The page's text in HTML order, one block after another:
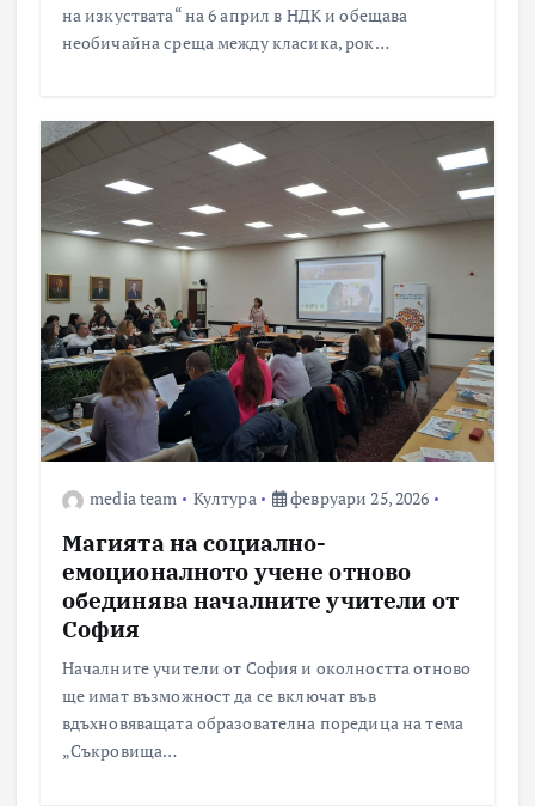
на изкуствата“ на 6 април в НДК и обещава
необичайна среща между класика, рок…
media team Култура февруари 25, 2026
Магията на социално-
емоционалното учене отново
обединява началните учители от
София
Началните учители от София и околността отново
ще имат възможност да се включат във
вдъхновяващата образователна поредица на тема
„Съкровища…